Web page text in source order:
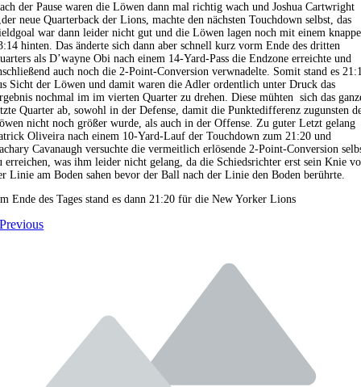
der Pause waren die Löwen dann mal richtig wach und Joshua Cartwright
neue Quarterback der Lions, machte den nächsten Touchdown selbst, das
war dann leider nicht gut und die Löwen lagen noch mit einem
hinten. Das änderte sich dann aber schnell kurz vorm Ende des dritten
als D’wayne Obi nach einem 14-Yard-Pass die Endzone erreichte und
auch noch die 2-Point-Conversion verwnadelte. Somit stand es
Sicht der Löwen und damit waren die Adler ordentlich unter Druck das
nochmal im im vierten Quarter zu drehen. Diese mühten sich das
Quarter ab, sowohl in der Defense, damit die Punktedifferenz zugunsten
nicht noch größer wurde, als auch in der Offense. Zu guter Letzt gelang
Oliveira nach einem 10-Yard-Lauf der Touchdown zum 21:20 und
Cavanaugh versuchte die vermeitlich erlösende 2-Point-Conversion
erreichen, was ihm leider nicht gelang, da die Schiedsrichter erst sein Knie
Linie am Boden sahen bevor der Ball nach der Linie den Boden berührte.
Ende des Tages stand es dann 21:20 für die New Yorker Lions
Previous